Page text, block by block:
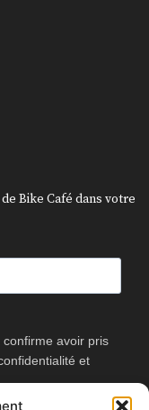
Bike Café dans votre
avoir pris
et